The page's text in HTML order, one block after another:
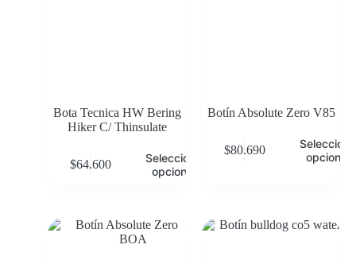
Bota Tecnica HW Bering
Hiker C/ Thinsulate
$64.600
Seleccionar
opciones
Botín Absolute Zero V85
$80.690
opciones